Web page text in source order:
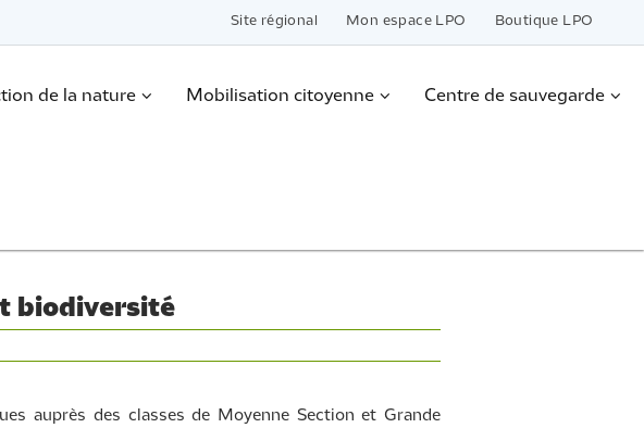
Site régional Mon espace LPO Boutique LPO
de la nature Mobilisation citoyenne Centre de sauvegarde
biodiversité
auprès des classes de Moyenne Section et Grande